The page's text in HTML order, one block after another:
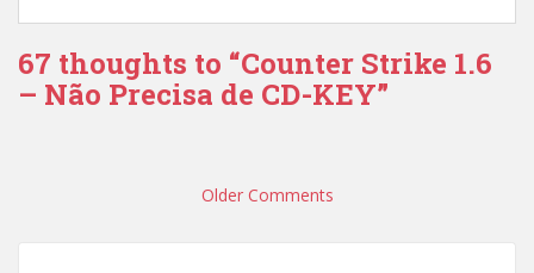
67 thoughts to “Counter Strike 1.6
– Não Precisa de CD-KEY”
Older Comments